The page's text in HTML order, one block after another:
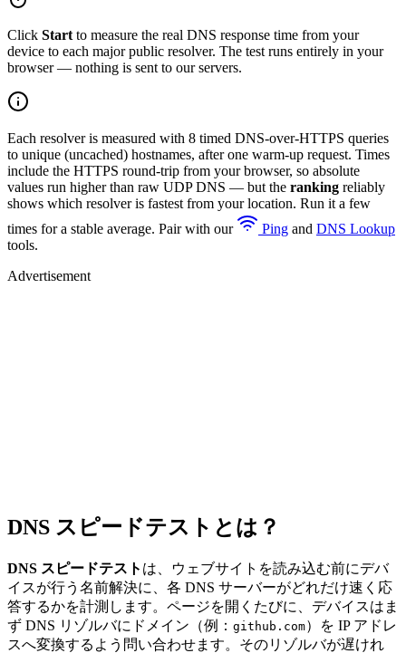
Click Start to measure the real DNS response time from your
device to each major public resolver. The test runs entirely in your
browser — nothing is sent to our servers.
Each resolver is measured with 8 timed DNS-over-HTTPS queries
to unique (uncached) hostnames, after one warm-up request. Times
include the HTTPS round-trip from your browser, so absolute
values run higher than raw UDP DNS — but the ranking reliably
shows which resolver is fastest from your location. Run it a few
times for a stable average. Pair with our
Ping and DNS Lookup
tools.
Advertisement
DNS スピードテストとは？
DNS スピードテスト は、ウェブサイトを読み込む前にデバ
イスが行う名前解決に、各 DNS サーバーがどれだけ速く応
答するかを計測します。ページを開くたびに、デバイスはま
ず DNS リゾルバにドメイン（例： github.com）を IP アドレ
スへ変換するよう問い合わせます。そのリゾルバが遅けれ